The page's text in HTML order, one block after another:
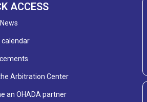
ACCESS
calendar
Arbitration Center
an OHADA partner